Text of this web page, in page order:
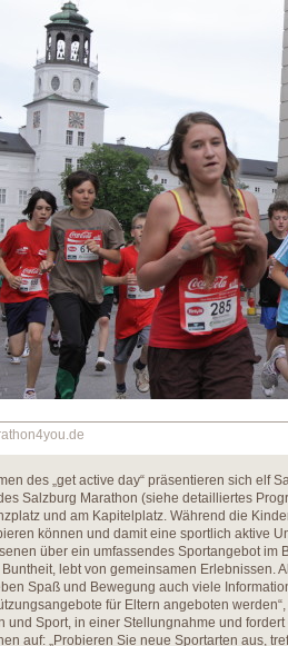
des „get active day“ präsentieren sich elf
Salzburg Marathon (siehe detailliertes
und am Kapitelplatz. Während die
können und damit eine sportlich aktive
über ein umfassendes Sportangebot im
lebt von gemeinsamen Erlebnissen.
Spaß und Bewegung auch viele
für Eltern angeboten
und Sport, in einer Stellungnahme und
auf: „Probieren Sie neue Sportarten aus,